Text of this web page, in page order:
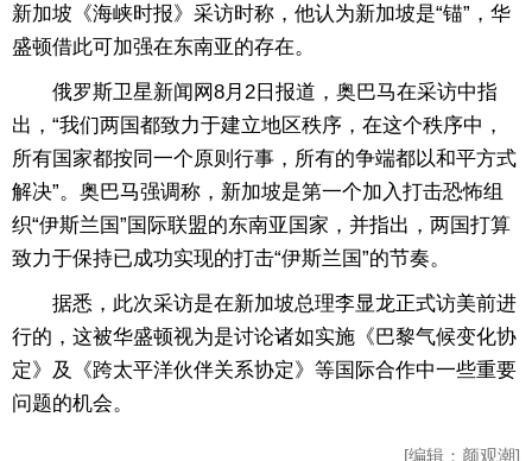
新加坡《海峡时报》采访时称，他认为新加坡是“锚”，华
盛顿借此可加强在东南亚的存在。
俄罗斯卫星新闻网8月2日报道，奥巴马在采访中指
出，“我们两国都致力于建立地区秩序，在这个秩序中，
所有国家都按同一个原则行事，所有的争端都以和平方式
解决”。奥巴马强调称，新加坡是第一个加入打击恐怖组
织“伊斯兰国”国际联盟的东南亚国家，并指出，两国打算
致力于保持已成功实现的打击“伊斯兰国”的节奏。
据悉，此次采访是在新加坡总理李显龙正式访美前进
行的，这被华盛顿视为是讨论诸如实施《巴黎气候变化协
定》及《跨太平洋伙伴关系协定》等国际合作中一些重要
问题的机会。
[编辑：颜观潮]